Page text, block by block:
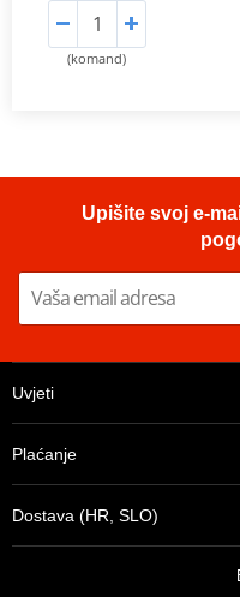
(komand)
Upišite svoj e-
Uvjeti
Plaćanje
Dostava (HR, SLO)